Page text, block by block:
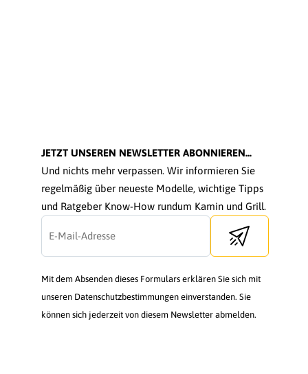
JETZT UNSEREN NEWSLETTER ABONNIEREN...
Und nichts mehr verpassen. Wir informieren Sie
regelmäßig über neueste Modelle, wichtige Tipps
und Ratgeber Know-How rundum Kamin und Grill.
Send newsletter
Mit dem Absenden dieses Formulars erklären Sie sich mit
unseren Datenschutzbestimmungen einverstanden. Sie
können sich jederzeit von diesem Newsletter abmelden.